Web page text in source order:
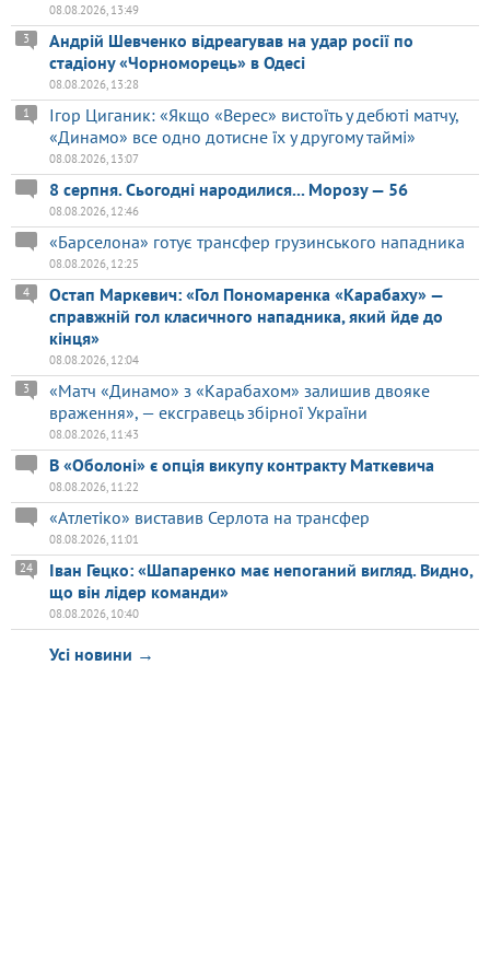
08.08.2026, 13:49
Андрій Шевченко відреагував на удар росії по
стадіону «Чорноморець» в Одесі
3
08.08.2026, 13:28
Ігор Циганик: «Якщо «Верес» вистоїть у дебюті матчу,
«Динамо» все одно дотисне їх у другому таймі»
1
08.08.2026, 13:07
8 серпня. Сьогодні народилися... Морозу — 56
08.08.2026, 12:46
«Барселона» готує трансфер грузинського нападника
08.08.2026, 12:25
Остап Маркевич: «Гол Пономаренка «Карабаху» —
справжній гол класичного нападника, який йде до
кінця»
4
08.08.2026, 12:04
«Матч «Динамо» з «Карабахом» залишив двояке
враження», — ексгравець збірної України
3
08.08.2026, 11:43
В «Оболоні» є опція викупу контракту Маткевича
08.08.2026, 11:22
«Атлетіко» виставив Серлота на трансфер
08.08.2026, 11:01
Іван Гецко: «Шапаренко має непоганий вигляд. Видно,
що він лідер команди»
24
08.08.2026, 10:40
Усі новини →